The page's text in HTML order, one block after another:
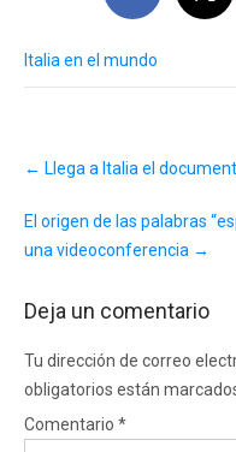
Italia en el mundo
navigation
← Llega a Italia el
El origen de las palabras
una videoconferencia →
Deja un comentario
Tu dirección de correo
obligatorios están
Comentario *